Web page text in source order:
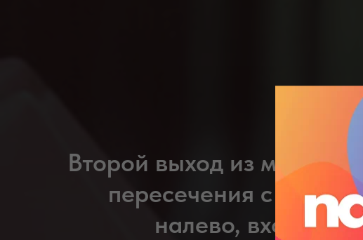
Второй выход из метро
пересечения с ул
налево, вход со